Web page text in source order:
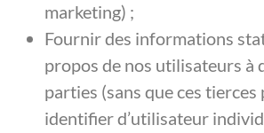
marketing) ;
Fournir des informations
propos de nos utilisateurs à
parties (sans que ces
identifier d’utilisateur